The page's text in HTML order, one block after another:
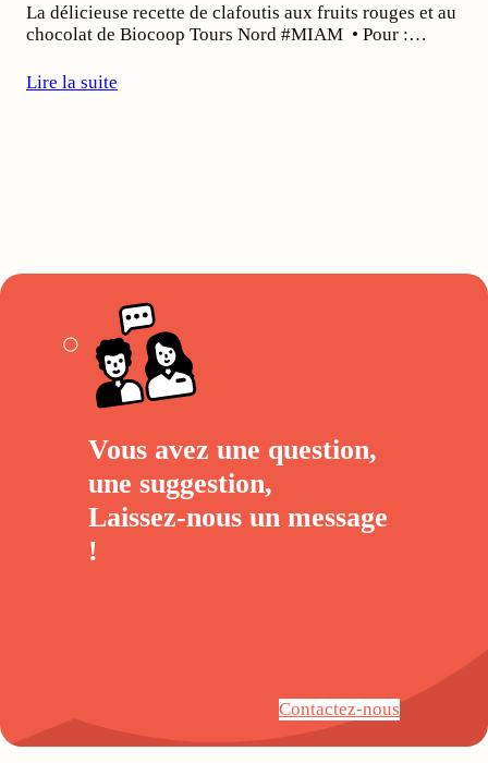
La délicieuse recette de clafoutis aux fruits rouges et au
chocolat de Biocoop Tours Nord #MIAM • Pour :…
Lire la suite
Vous avez une question,
une suggestion,
Laissez-nous un message
!
Contactez-nous